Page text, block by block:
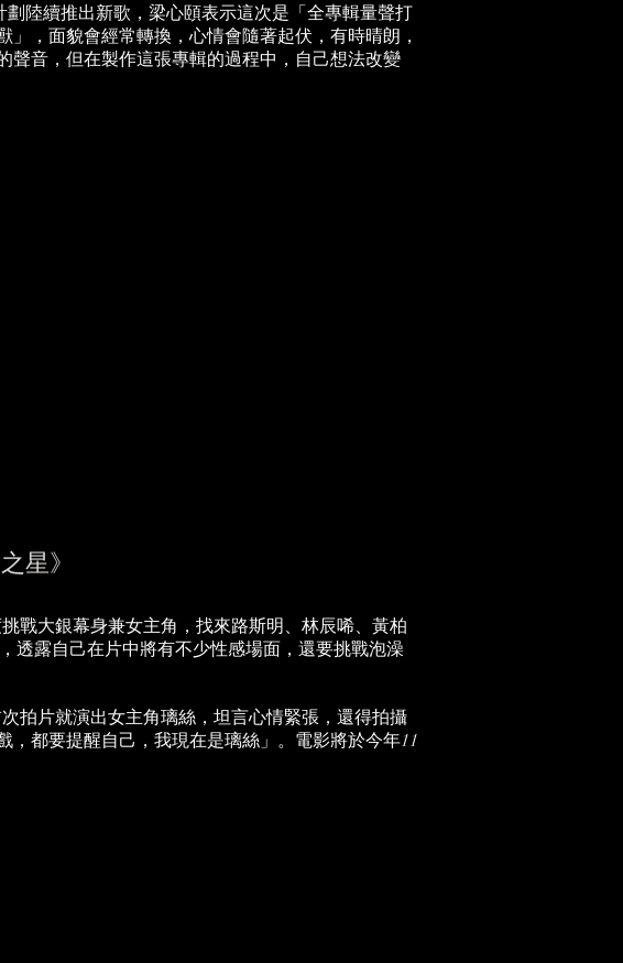
陸續推出新歌，梁心頤表示這次是「全專輯量聲打
，面貌會經常轉換，心情會隨著起伏，有時晴朗，
聲音，但在製作這張專輯的過程中，自己想法改變
星》
戰大銀幕身兼女主角，找來路斯明、林辰唏、黃柏
透露自己在片中將有不少性感場面，還要挑戰泡澡
拍片就演出女主角璃絲，坦言心情緊張，還得拍攝
都要提醒自己，我現在是璃絲」。電影將於今年11